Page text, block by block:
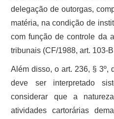
delegação de outorgas,
matéria, na condição de
com função de controle da
tribunais (CF/1988, art. 103-
Além disso, o art. 236, § 3º,
deve ser interpretado
considerar que a
atividades cartorárias